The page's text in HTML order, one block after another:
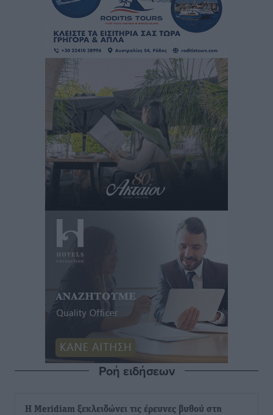
Ροή ειδήσεων
Η Meridiam ξεκλειδώνει τις έρευνες βυθού στη